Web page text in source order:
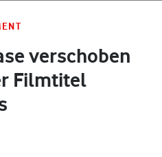
verschoben
Filmtitel